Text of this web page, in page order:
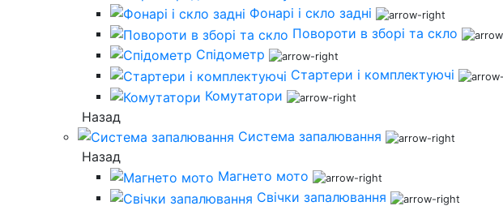
Фонарі і скло задні
Повороти в зборі та скло
Спідометр
Стартери і комплектуючі
Комутатори
Назад
Система запалювання
Назад
Магнето мото
Свічки запалювання